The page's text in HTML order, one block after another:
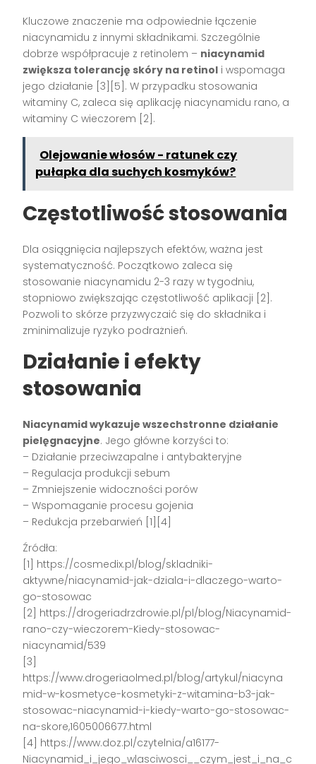
Kluczowe znaczenie ma odpowiednie łączenie
niacynamidu z innymi składnikami. Szczególnie
dobrze współpracuje z retinolem – niacynamid
zwiększa tolerancję skóry na retinol i wspomaga
jego działanie [3][5]. W przypadku stosowania
witaminy C, zaleca się aplikację niacynamidu rano, a
witaminy C wieczorem [2].
Olejowanie włosów - ratunek czy
pułapka dla suchych kosmyków?
Częstotliwość stosowania
Dla osiągnięcia najlepszych efektów, ważna jest
systematyczność. Początkowo zaleca się
stosowanie niacynamidu 2-3 razy w tygodniu,
stopniowo zwiększając częstotliwość aplikacji [2].
Pozwoli to skórze przyzwyczaić się do składnika i
zminimalizuje ryzyko podrażnień.
Działanie i efekty
stosowania
Niacynamid wykazuje wszechstronne działanie
pielęgnacyjne. Jego główne korzyści to:
– Działanie przeciwzapalne i antybakteryjne
– Regulacja produkcji sebum
– Zmniejszenie widoczności porów
– Wspomaganie procesu gojenia
– Redukcja przebarwień [1][4]
Źródła:
[1] https://cosmedix.pl/blog/skladniki-
aktywne/niacynamid-jak-dziala-i-dlaczego-warto-
go-stosowac
[2] https://drogeriadrzdrowie.pl/pl/blog/Niacynamid-
rano-czy-wieczorem-Kiedy-stosowac-
niacynamid/539
[3]
https://www.drogeriaolmed.pl/blog/artykul/niacyna
mid-w-kosmetyce-kosmetyki-z-witamina-b3-jak-
stosowac-niacynamid-i-kiedy-warto-go-stosowac-
na-skore,1605006677.html
[4] https://www.doz.pl/czytelnia/a16177-
Niacynamid_i_jego_wlasciwosci__czym_jest_i_na_c